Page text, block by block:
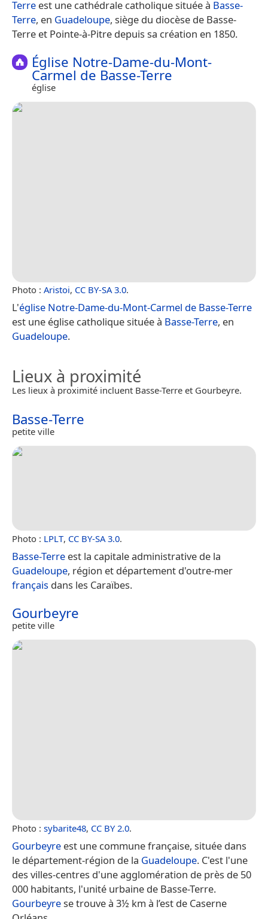
Terre est une cathédrale catholique située à Basse-
Terre, en Guadeloupe, siège du diocèse de Basse-
Terre et Pointe-à-Pitre depuis sa création en 1850.
Église Notre-Dame-du-Mont-
Carmel de Basse-Terre
église
Photo : Aristoi, CC BY-SA 3.0.
L'église Notre-Dame-du-Mont-Carmel de Basse-Terre
est une église catholique située à Basse-Terre, en
Guadeloupe.
Lieux à proximité
Les lieux à proximité incluent Basse-Terre et Gourbeyre.
Basse-Terre
petite ville
Photo : LPLT, CC BY-SA 3.0.
Basse-Terre est la capitale administrative de la
Guadeloupe, région et département d'outre-mer
français dans les Caraïbes.
Gourbeyre
petite ville
Photo : sybarite48, CC BY 2.0.
Gourbeyre est une commune française, située dans
le département-région de la Guadeloupe. C'est l'une
des villes-centres d'une agglomération de près de 50
000 habitants, l'unité urbaine de Basse-Terre.
Gourbeyrese trouve à 3½ km à l’est de Caserne